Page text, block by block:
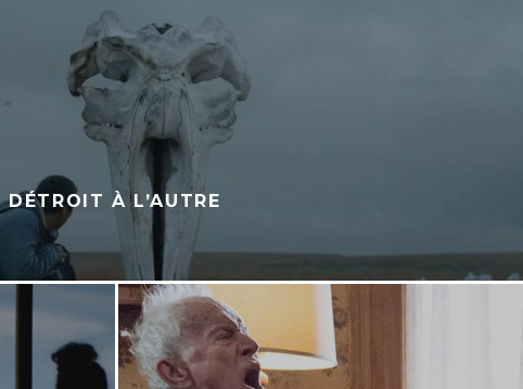
À L’AUTRE